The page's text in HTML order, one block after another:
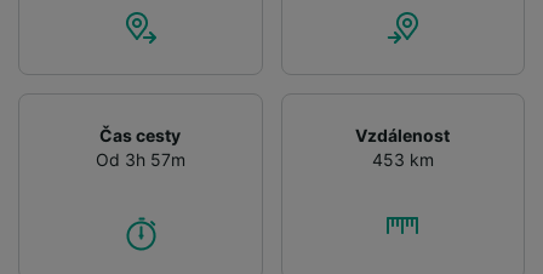
Čas cesty
Od 3h 57m
Vzdálenost
453 km